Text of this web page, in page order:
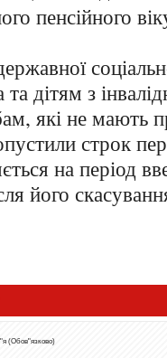
пенсійного
та дітям з
які не мають
строк
на період
його
(Обов"язково)